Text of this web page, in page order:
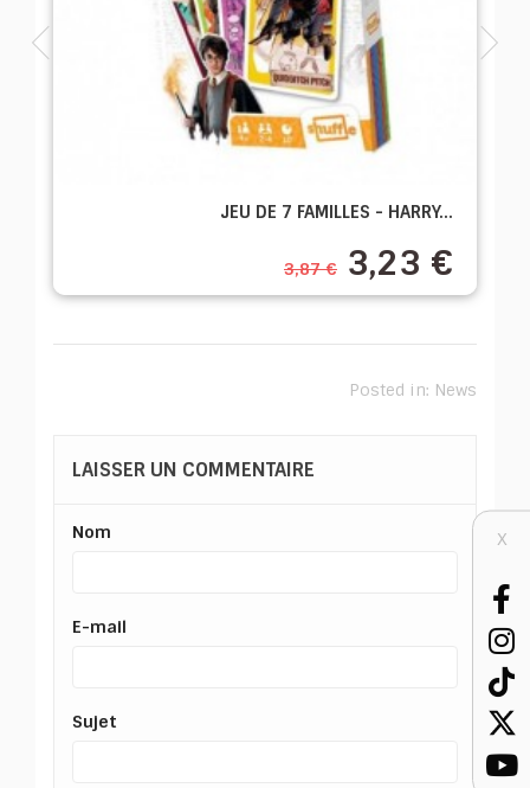
JEU DE 7 FAMILLES - HARRY...
3,87 € 3,23 €
Posted in: News
LAISSER UN COMMENTAIRE
Nom
E-mail
Sujet
X